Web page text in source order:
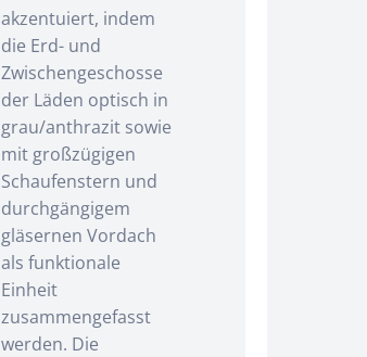
akzentuiert, indem
die Erd- und
Zwischengeschosse
der Läden optisch in
grau/anthrazit sowie
mit großzügigen
Schaufenstern und
durchgängigem
gläsernen Vordach
als funktionale
Einheit
zusammengefasst
werden. Die